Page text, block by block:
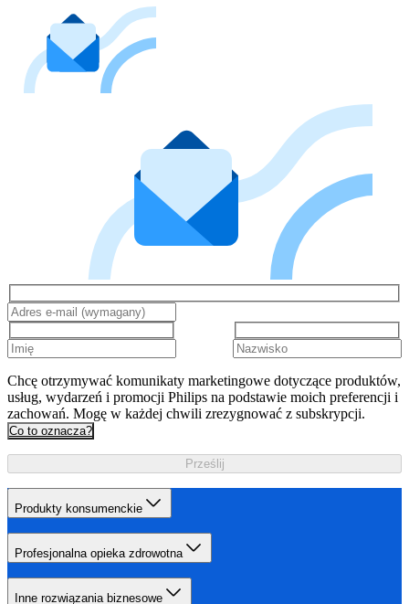
Chcę otrzymywać komunikaty marketingowe dotyczące produktów,
usług, wydarzeń i promocji Philips na podstawie moich preferencji i
zachowań. Mogę w każdej chwili zrezygnować z subskrypcji.
Co to oznacza?
Prześlij
Produkty konsumenckie
Profesjonalna opieka zdrowotna
Inne rozwiązania biznesowe